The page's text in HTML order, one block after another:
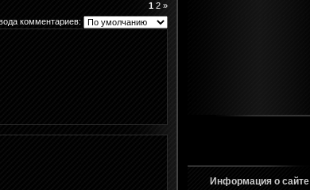
1 2 »
комментариев:
Информация о сайте